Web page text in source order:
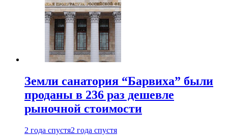
Земли санатория “Барвиха” были
проданы в 236 раз дешевле
рыночной стоимости
2 года спустя2 года спустя